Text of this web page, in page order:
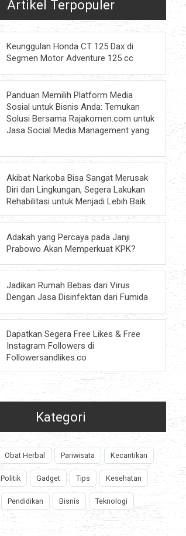
Artikel Terpopuler
Keunggulan Honda CT 125 Dax di
Segmen Motor Adventure 125 cc
Panduan Memilih Platform Media
Sosial untuk Bisnis Anda: Temukan
Solusi Bersama Rajakomen.com untuk
Jasa Social Media Management yang
Akibat Narkoba Bisa Sangat Merusak
Diri dan Lingkungan, Segera Lakukan
Rehabilitasi untuk Menjadi Lebih Baik
Adakah yang Percaya pada Janji
Prabowo Akan Memperkuat KPK?
Jadikan Rumah Bebas dari Virus
Dengan Jasa Disinfektan dari Fumida
Dapatkan Segera Free Likes & Free
Instagram Followers di
Followersandlikes.co
Kategori
Obat Herbal Pariwisata Kecantikan
Politik Gadget Tips Kesehatan
Pendidikan Bisnis Teknologi